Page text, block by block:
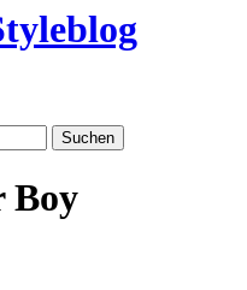
Boy